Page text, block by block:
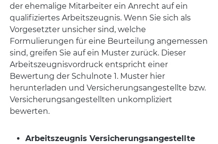
der ehemalige Mitarbeiter ein Anrecht auf ein
qualifiziertes Arbeitszeugnis. Wenn Sie sich als
Vorgesetzter unsicher sind, welche
Formulierungen für eine Beurteilung angemessen
sind, greifen Sie auf ein Muster zurück. Dieser
Arbeitszeugnisvordruck entspricht einer
Bewertung der Schulnote 1. Muster hier
herunterladen und Versicherungsangestellte bzw.
Versicherungsangestellten unkompliziert
bewerten.
Arbeitszeugnis Versicherungsangestellte